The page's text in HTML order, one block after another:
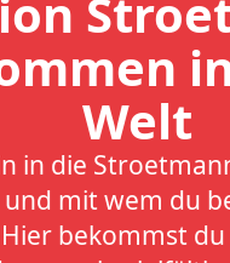
Welt
in die
mit wem du
bekommst